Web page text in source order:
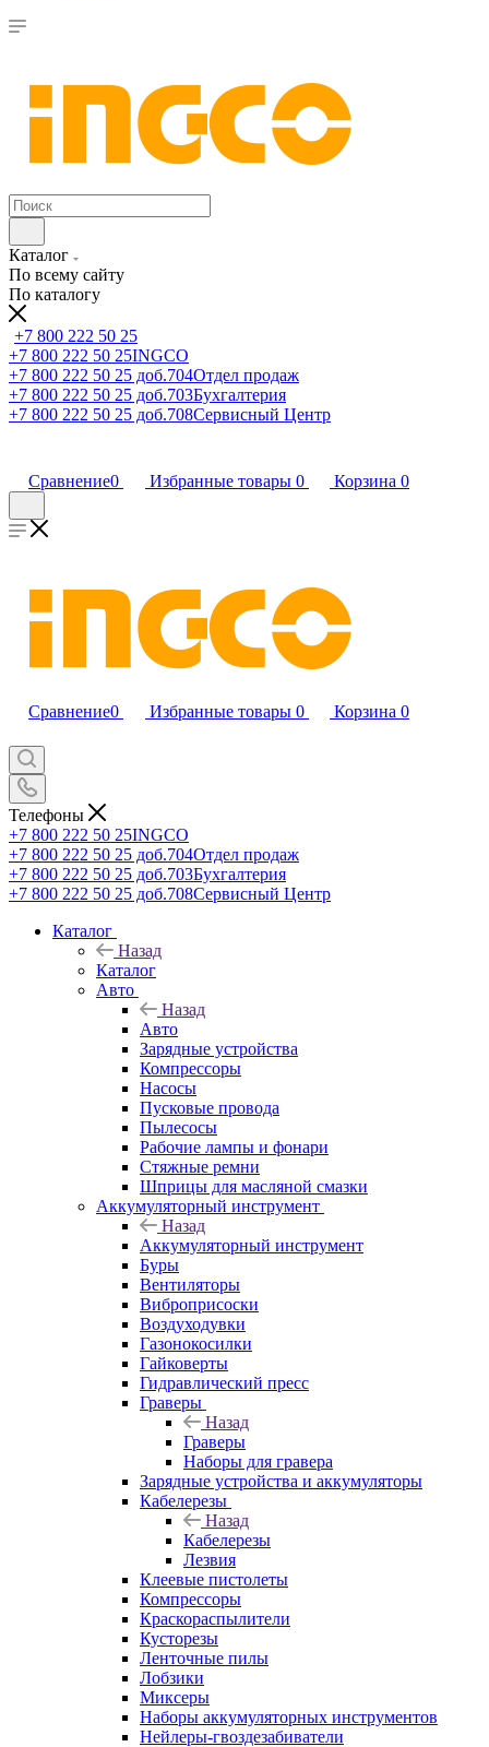
Каталог
По всему сайту
По каталогу
+7 800 222 50 25
+7 800 222 50 25INGCO
+7 800 222 50 25 доб.704Отдел продаж
+7 800 222 50 25 доб.703Бухгалтерия
+7 800 222 50 25 доб.708Сервисный Центр
Сравнение0 Избранные товары 0 Корзина 0
Сравнение0 Избранные товары 0 Корзина 0
Телефоны
+7 800 222 50 25INGCO
+7 800 222 50 25 доб.704Отдел продаж
+7 800 222 50 25 доб.703Бухгалтерия
+7 800 222 50 25 доб.708Сервисный Центр
Каталог
Назад
Каталог
Авто
Назад
Авто
Зарядные устройства
Компрессоры
Насосы
Пусковые провода
Пылесосы
Рабочие лампы и фонари
Стяжные ремни
Шприцы для масляной смазки
Аккумуляторный инструмент
Назад
Аккумуляторный инструмент
Буры
Вентиляторы
Виброприсоски
Воздуходувки
Газонокосилки
Гайковерты
Гидравлический пресс
Граверы
Назад
Граверы
Наборы для гравера
Зарядные устройства и аккумуляторы
Кабелерезы
Назад
Кабелерезы
Лезвия
Клеевые пистолеты
Компрессоры
Краскораспылители
Кусторезы
Ленточные пилы
Лобзики
Миксеры
Наборы аккумуляторных инструментов
Нейлеры-гвоздезабиватели